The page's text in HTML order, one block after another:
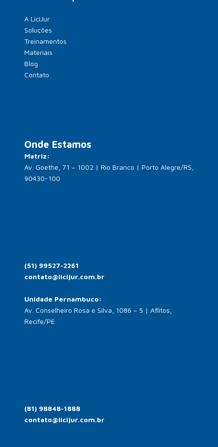
A LiciJur
Soluções
Treinamentos
Materiais
Blog
Contato
Onde Estamos
Matriz:
Av. Goethe, 71 – 1002 | Rio Branco | Porto Alegre/RS,
90430-100
(51) 99527-2261
contato@licijur.com.br
Unidade Pernambuco:
Av. Conselheiro Rosa e Silva, 1086 – 5 | Aflitos,
Recife/PE
(81) 98848-1888
contato@licijur.com.br